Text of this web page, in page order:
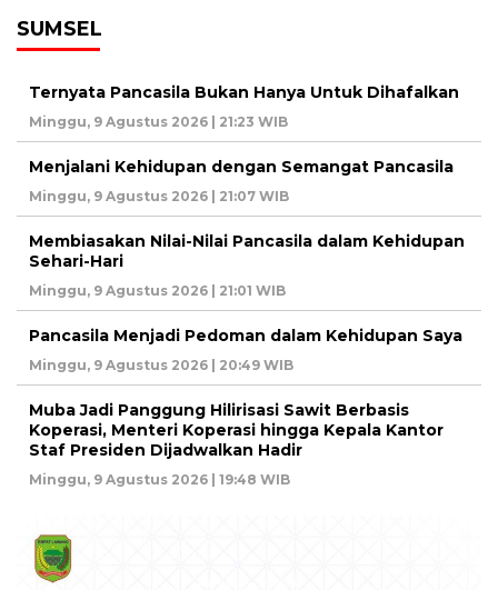
SUMSEL
Ternyata Pancasila Bukan Hanya Untuk Dihafalkan
Minggu, 9 Agustus 2026 | 21:23 WIB
Menjalani Kehidupan dengan Semangat Pancasila
Minggu, 9 Agustus 2026 | 21:07 WIB
Membiasakan Nilai-Nilai Pancasila dalam Kehidupan
Sehari-Hari
Minggu, 9 Agustus 2026 | 21:01 WIB
Pancasila Menjadi Pedoman dalam Kehidupan Saya
Minggu, 9 Agustus 2026 | 20:49 WIB
Muba Jadi Panggung Hilirisasi Sawit Berbasis
Koperasi, Menteri Koperasi hingga Kepala Kantor
Staf Presiden Dijadwalkan Hadir
Minggu, 9 Agustus 2026 | 19:48 WIB